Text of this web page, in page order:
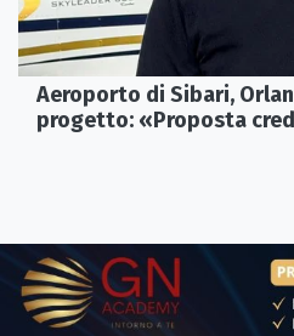
Aeroporto di Sibari,
progetto: «Proposta